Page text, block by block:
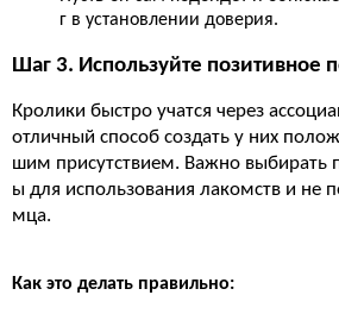
г в установлении доверия.
Шаг 3. Используйте позитивное
Кролики быстро учатся через
отличный способ создать у них
шим присутствием. Важно выбирать
ы для использования лакомств и не
мца.
Как это делать правильно: